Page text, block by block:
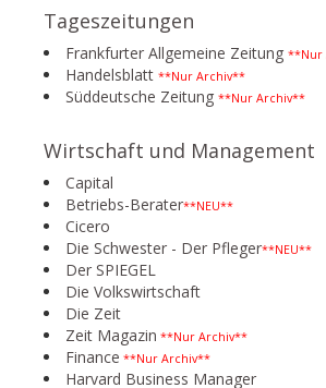
Tageszeitungen
Frankfurter Allgemeine Zeitung **Nur
Handelsblatt **Nur Archiv**
Süddeutsche Zeitung **Nur Archiv**
Wirtschaft und Management
Capital
Betriebs-Berater**NEU**
Cicero
Die Schwester - Der Pfleger**NEU**
Der SPIEGEL
Die Volkswirtschaft
Die Zeit
Zeit Magazin **Nur Archiv**
Finance **Nur Archiv**
Harvard Business Manager